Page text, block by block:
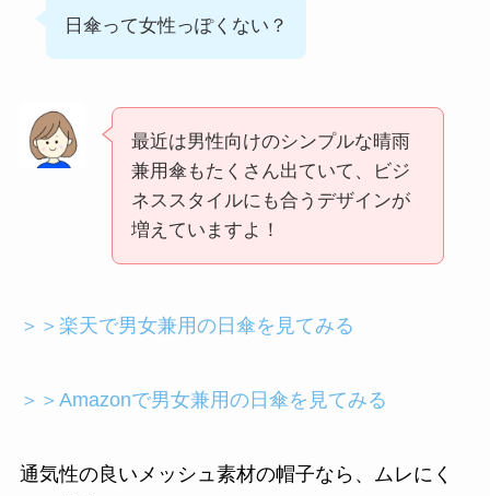
日傘って女性っぽくない？
最近は男性向けのシンプルな晴雨
兼用傘もたくさん出ていて、ビジ
ネススタイルにも合うデザインが
増えていますよ！
＞＞楽天で男女兼用の日傘を見てみる
＞＞Amazonで男女兼用の日傘を見てみる
通気性の良いメッシュ素材の帽子なら、ムレにく